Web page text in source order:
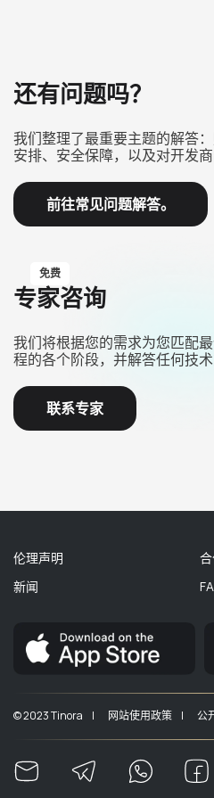
还有问题吗？
我们整理了最重要主题的解答
安排、安全保障，以及对开发商
前往常见问题解答。
免费
专家咨询
我们将根据您的需求为您匹配
程的各个阶段，并解答任何技术
联系专家
伦理声明
新闻
© 2023 Tinora | 网站使用政策 | 公